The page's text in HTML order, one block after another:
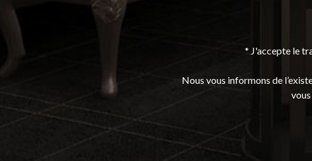
* J'accepte le
Nous vous informons de